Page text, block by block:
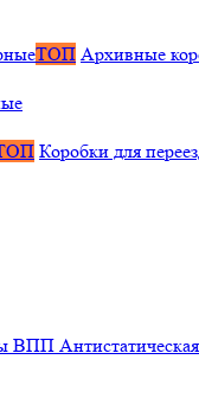
ТОП Архивные
Коробки для
ВПП